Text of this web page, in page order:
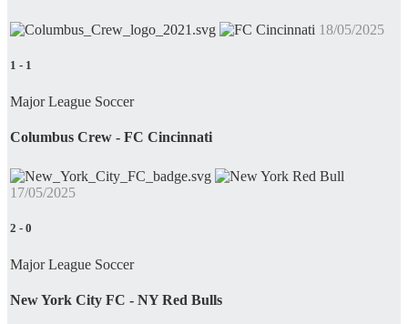
18/05/2025
1 - 1
Major League Soccer
Columbus Crew - FC Cincinnati
17/05/2025
2 - 0
Major League Soccer
New York City FC - NY Red Bulls